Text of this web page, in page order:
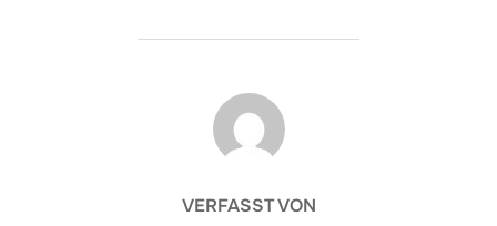
BEITRAGSAUTOR
VERFASST VON